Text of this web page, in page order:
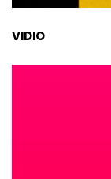
VIDIO